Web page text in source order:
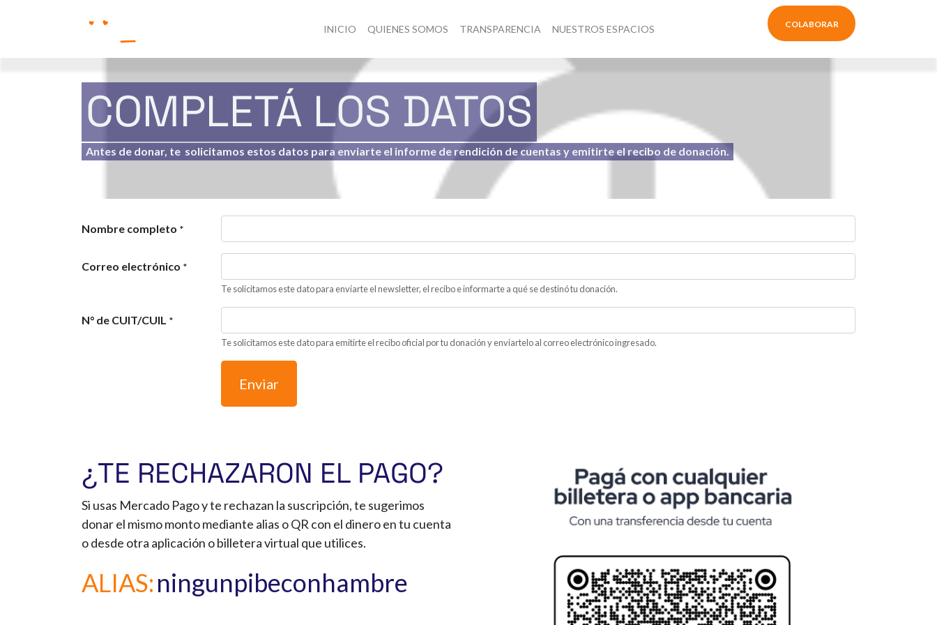
INICIO QUIENES SOMOS TRANSPARENCIA NUESTROS ESPACIOS COLABORAR
COMPLETÁ LOS DATOS
Antes de donar, te solicitamos estos datos para enviarte el informe de rendición de cuentas y emitirte el recibo de donación.
Nombre completo *
Correo electrónico *
Te solicitamos este dato para enviarte el newsletter, el recibo e informarte a qué se destinó tu donación.
N° de CUIT/CUIL
*
Te solicitamos este dato para emitirte el recibo oficial por tu donación y enviartelo al correo electrónico ingresado.
Enviar
¿TE RECHAZARON EL PAGO?
Si usas Mercado Pago y te rechazan la suscripción, te sugerimos
donar el mismo monto mediante alias o QR con el dinero en tu cuenta
o desde otra aplicación o billetera virtual que utilices.
ALIAS:ningunpibeconhambre